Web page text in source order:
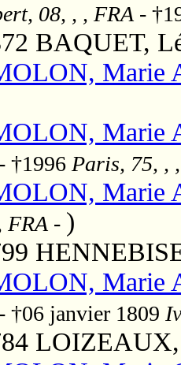
08, , , FRA -
BAQUET,
Marie
Marie
- †1996 Paris, 75, ,
Marie
FRA - )
Marie
- †06 janvier 1809